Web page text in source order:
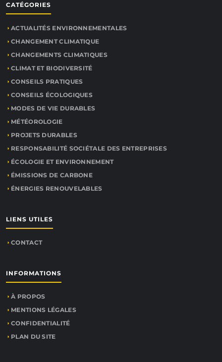
CATÉGORIES
ACTUALITÉS ENVIRONNEMENTALES
CHANGEMENT CLIMATIQUE
CHANGEMENTS CLIMATIQUES
CLIMAT ET BIODIVERSITÉ
CONSEILS PRATIQUES
CONSEILS ÉCOLOGIQUES
MODES DE VIE DURABLES
MÉTÉOROLOGIE
PROJETS DURABLES
RESPONSABILITÉ SOCIÉTALE DES ENTREPRISES
ÉCOLOGIE ET ENVIRONNEMENT
ÉMISSIONS DE CARBONE
ÉNERGIES RENOUVELABLES
LIENS UTILES
CONTACT
INFORMATIONS
À PROPOS
MENTIONS LÉGALES
CONFIDENTIALITÉ
PLAN DU SITE